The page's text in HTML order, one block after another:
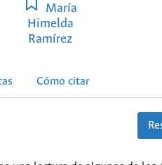
María
Himelda
Ramírez
Cómo citar